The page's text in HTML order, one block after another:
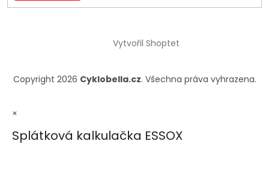
Vytvořil Shoptet
Copyright 2026 Cyklobella.cz. Všechna práva vyhrazena.
×
Splátková kalkulačka ESSOX